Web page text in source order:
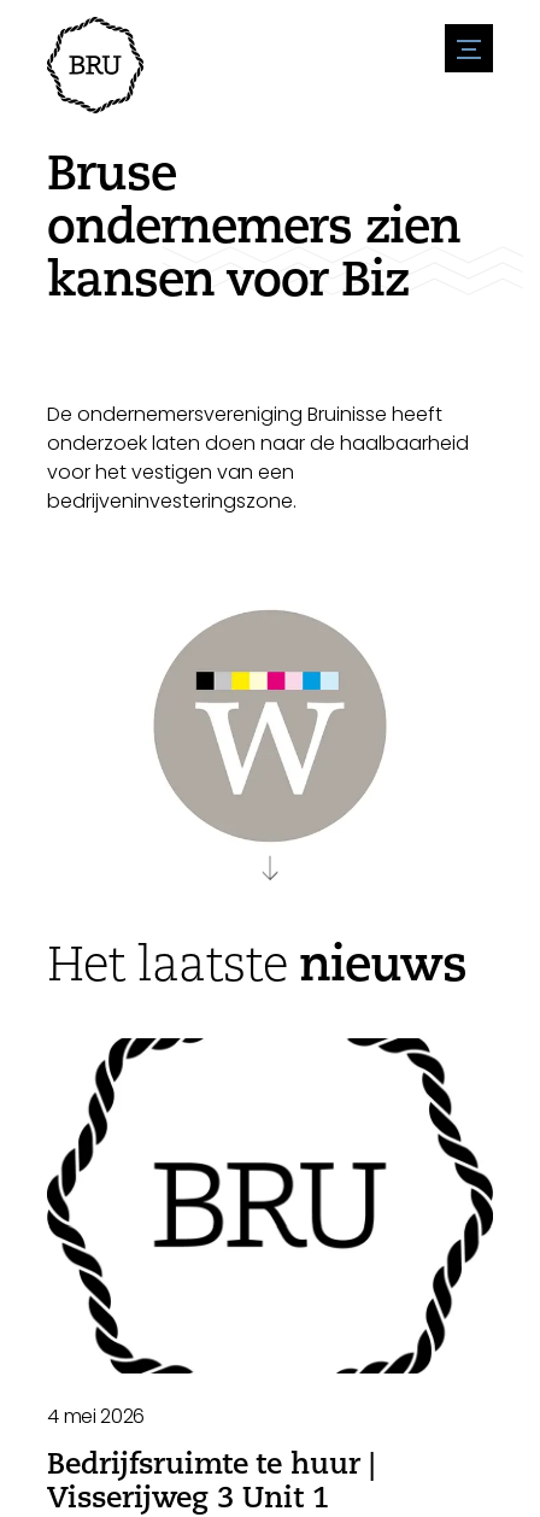
menu
Agenda
Evenement aanmelden
Overnachting
Winkels
Natuur en water
Sport
Bezienswaardigheden
Bereikbaarheid
Parkeren
Leefomgeving
Vacatures
Bruse
ondernemers zien
kansen voor Biz
De ondernemersvereniging Bruinisse heeft
onderzoek laten doen naar de haalbaarheid
voor het vestigen van een
bedrijveninvesteringszone.
Het laatste nieuws
4 mei 2026
Bedrijfsruimte te huur |
Visserijweg 3 Unit 1